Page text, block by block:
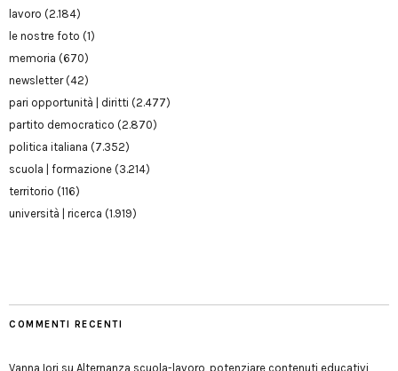
lavoro (2.184)
le nostre foto (1)
memoria (670)
newsletter(42)
pari opportunità | diritti (2.477)
partito democratico (2.870)
politica italiana (7.352)
scuola | formazione (3.214)
territorio (116)
università | ricerca (1.919)
COMMENTI RECENTI
Vanna Iori su Alternanza scuola-lavoro, potenziare contenuti educativi